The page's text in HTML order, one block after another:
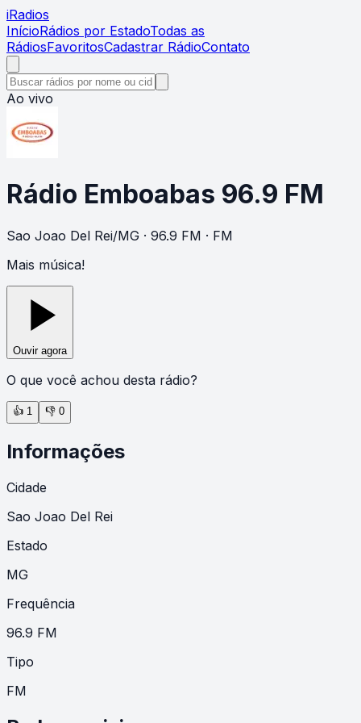
iRadios
InícioRádios por EstadoTodas as
RádiosFavoritosCadastrar RádioContato
Ao vivo
Rádio Emboabas 96.9 FM
Sao Joao Del Rei/MG · 96.9 FM · FM
Mais música!
Ouvir agora
O que você achou desta rádio?
👍 1 👎 0
Informações
Cidade
Sao Joao Del Rei
Estado
MG
Frequência
96.9 FM
Tipo
FM